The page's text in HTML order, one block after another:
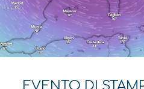
EVENTO DI